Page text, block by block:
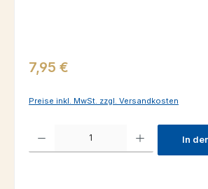
Regulärer Preis:
7,95 €
Preise inkl. MwSt. zzgl. Versandkosten
Produkt Anzahl: Gib den gewünschten Wert
In